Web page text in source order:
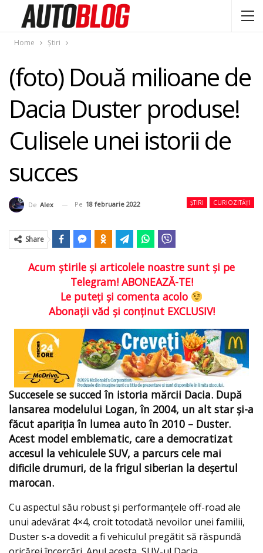
Home Știri
(foto) Două milioane de
Dacia Duster produse!
Culisele unei istorii de
succes
ȘTIRI CURIOZITĂȚI
De Alex Pe 18 februarie 2022
Share
Acum ştirile şi articolele noastre sunt şi pe
Telegram! ABONEAZĂ-TE!
Le puteţi şi comenta acolo
Abonaţii văd şi conţinut EXCLUSIV!
Succesele se succed în istoria mărcii Dacia. După
lansarea modelului Logan, în 2004, un alt star şi-a
făcut apariția în lumea auto în 2010 – Duster.
Acest model emblematic, care a democratizat
accesul la vehiculele SUV, a parcurs cele mai
dificile drumuri, de la frigul siberian la deșertul
marocan.
Cu aspectul său robust şi performanțele off-road ale
unui adevărat 4×4, croit totodată nevoilor unei familii,
Duster s-a dovedit a fi vehiculul pregătit să răspundă